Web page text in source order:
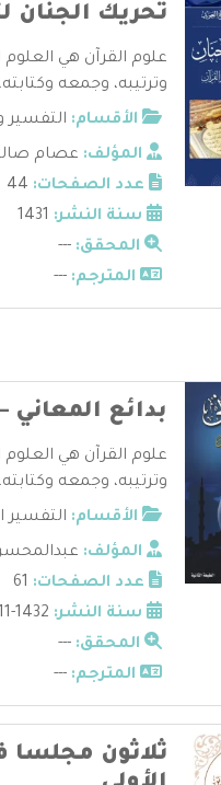
تحريك الجنان
علوم القرآن هي
وترتيبه، وجمعه
الأقسام: التفسير
المؤلف: عصام
عدد الصفحات:
سنة النشر:
المحقق: ---
المترجم: ---
بدائع المعاني
علوم القرآن هي
وترتيبه، وجمعه
الأقسام: التفسير
المؤلف:
عدد الصفحات:
سنة النشر:
المحقق: ---
المترجم: ---
ثلاثون مجلسا